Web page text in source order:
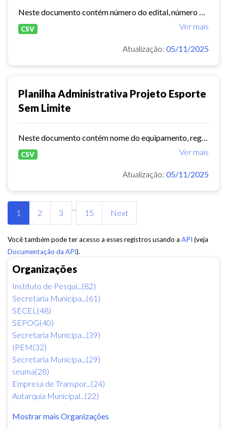
Organizações
Instituto de Pesqui...(82)
Secretaria Municipa...(61)
SECEL(48)
SEPOG(40)
Secretaria Municipa...(39)
IPEM(32)
Secretaria Municipa...(29)
seuma(28)
Empresa de Transpor...(24)
Autarquia Municipal...(22)
Mostrar mais Organizações
Ver mais
CSV
Atualização: 05/11/2025
Planilha Administrativa Projeto Esporte
Sem Limite
Ver mais
CSV
Atualização: 05/11/2025
1 2 3 15 Next
Você também pode ter acesso a esses registros usando a API (veja
Documentação da API).